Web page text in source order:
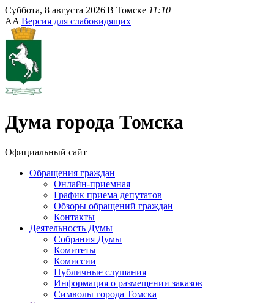
Суббота, 8 августа 2026|В Томске 11:10
AA Версия для слабовидящих
Дума города Томска
Официальный сайт
Обращения граждан
Онлайн-приемная
График приема депутатов
Обзоры обращений граждан
Контакты
Деятельность Думы
Собрания Думы
Комитеты
Комиссии
Публичные слушания
Информация о размещении заказов
Символы города Томска